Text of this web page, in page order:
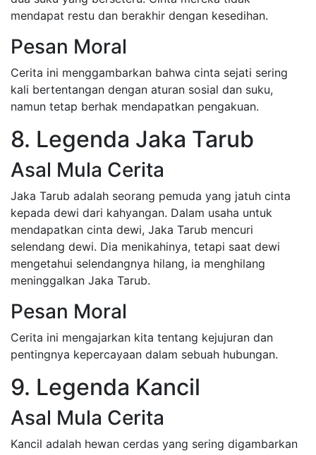
mendapat restu dan berakhir dengan kesedihan.
Pesan Moral
Cerita ini menggambarkan bahwa cinta sejati sering
kali bertentangan dengan aturan sosial dan suku,
namun tetap berhak mendapatkan pengakuan.
8. Legenda Jaka Tarub
Asal Mula Cerita
Jaka Tarub adalah seorang pemuda yang jatuh cinta
kepada dewi dari kahyangan. Dalam usaha untuk
mendapatkan cinta dewi, Jaka Tarub mencuri
selendang dewi. Dia menikahinya, tetapi saat dewi
mengetahui selendangnya hilang, ia menghilang
meninggalkan Jaka Tarub.
Pesan Moral
Cerita ini mengajarkan kita tentang kejujuran dan
pentingnya kepercayaan dalam sebuah hubungan.
9. Legenda Kancil
Asal Mula Cerita
Kancil adalah hewan cerdas yang sering digambarkan